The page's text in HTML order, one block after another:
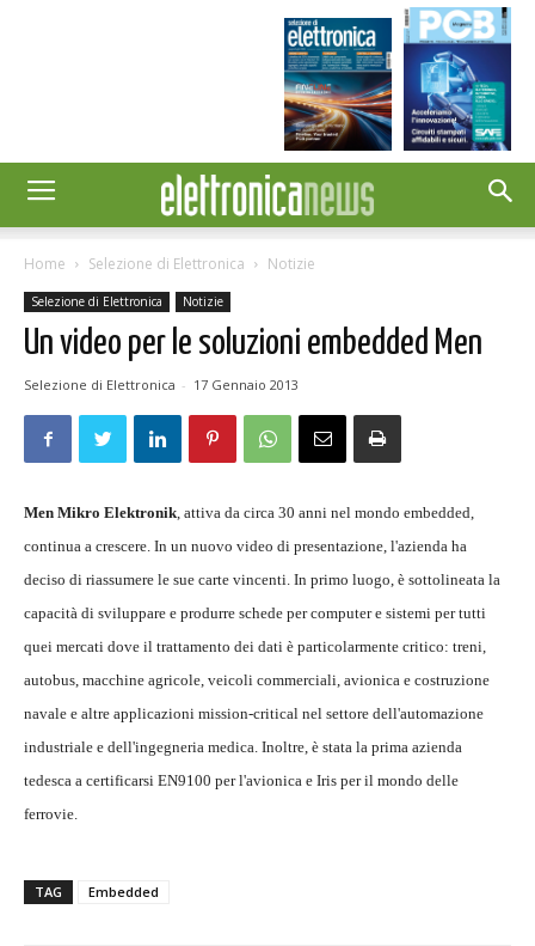
Home Selezione di Elettronica Notizie
Selezione di Elettronica Notizie
Un video per le soluzioni embedded Men
Selezione di Elettronica - 17 Gennaio 2013
Men Mikro Elektronik, attiva da circa 30 anni nel mondo embedded,
continua a crescere. In un nuovo video di presentazione, l'azienda ha
deciso di riassumere le sue carte vincenti. In primo luogo, è sottolineata la
capacità di sviluppare e produrre schede per computer e sistemi per tutti
quei mercati dove il trattamento dei dati è particolarmente critico: treni,
autobus, macchine agricole, veicoli commerciali, avionica e costruzione
navale e altre applicazioni mission-critical nel settore dell'automazione
industriale e dell'ingegneria medica. Inoltre, è stata la prima azienda
tedesca a certificarsi EN9100 per l'avionica e Iris per il mondo delle
ferrovie.
TAG Embedded